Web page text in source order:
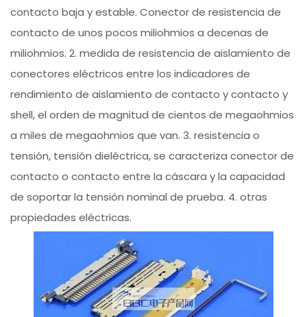
contacto baja y estable. Conector de resistencia de
contacto de unos pocos miliohmios a decenas de
miliohmios. 2. medida de resistencia de aislamiento de
conectores eléctricos entre los indicadores de
rendimiento de aislamiento de contacto y contacto y
shell, el orden de magnitud de cientos de megaohmios
a miles de megaohmios que van. 3. resistencia o
tensión, tensión dieléctrica, se caracteriza conector de
contacto o contacto entre la cáscara y la capacidad
de soportar la tensión nominal de prueba. 4. otras
propiedades eléctricas.